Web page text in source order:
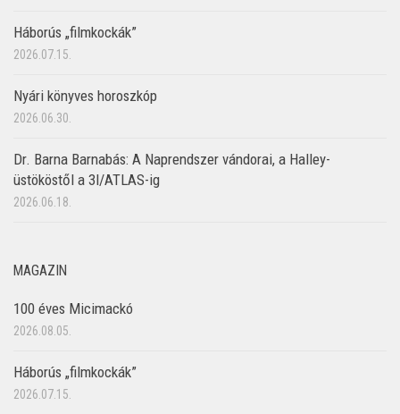
Háborús „filmkockák”
2026.07.15.
Nyári könyves horoszkóp
2026.06.30.
Dr. Barna Barnabás: A Naprendszer vándorai, a Halley-
üstököstől a 3I/ATLAS-ig
2026.06.18.
MAGAZIN
100 éves Micimackó
2026.08.05.
Háborús „filmkockák”
2026.07.15.